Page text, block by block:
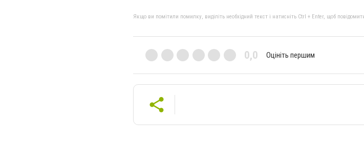
Якщо ви помітили помилку, виділіть необхідний текст і натисніть Ctrl + Enter, щоб
0,0 Оцініть першим